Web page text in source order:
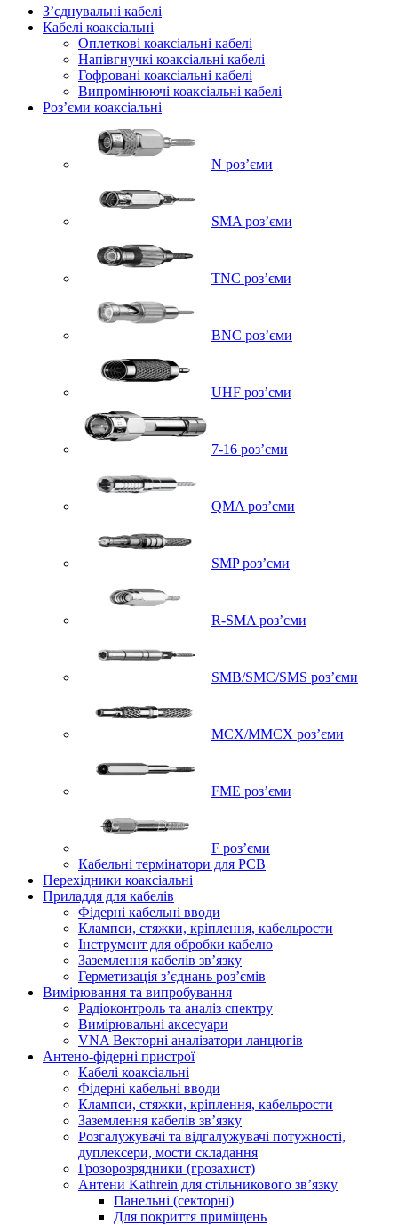
Зʼєднувальні кабелі
Кабелі коаксіальні
Оплеткові коаксіальні кабелі
Напівгнучкі коаксіальні кабелі
Гофровані коаксіальні кабелі
Випромінюючі коаксіальні кабелі
Роз’єми коаксіальні
N роз’єми
SMA роз’єми
TNC роз’єми
BNC роз’єми
UHF роз’єми
7-16 роз’єми
QMA роз’єми
SMP роз’єми
R-SMA роз’єми
SMB/SMC/SMS роз’єми
MCX/MMCX роз’єми
FME роз’єми
F роз’єми
Кабельні термінатори для PCB
Перехідники коаксіальні
Приладдя для кабелів
Фідерні кабельні вводи
Клампси, стяжки, кріплення, кабельрости
Інструмент для обробки кабелю
Заземлення кабелів зв’язку
Герметизація з’єднань роз’ємів
Вимірювання та випробування
Радіоконтроль та аналіз спектру
Вимірювальні аксесуари
VNA Векторні аналізатори ланцюгів
Антено-фідерні пристрої
Кабелі коаксіальні
Фідерні кабельні вводи
Клампси, стяжки, кріплення, кабельрости
Заземлення кабелів зв’язку
Розгалужувачі та відгалужувачі потужності,
дуплексери, мости складання
Грозорозрядники (грозахист)
Антени Kathrein для стільникового зв’язку
Панельні (секторні)
Для покриття приміщень